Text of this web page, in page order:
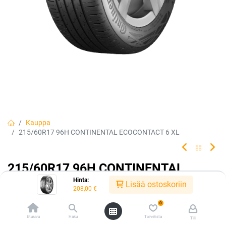
Hinta:
208,00 € Lisää ostoskoriin
Etusivu Haku
0
Toivelista Tili
Kauppa
215/60R17 96H CONTINENTAL ECOCONTACT 6 XL
215/60R17 96H CONTINENTAL
ECOCONTACT 6 XL
Saavuta enemmän renkaalla, joka tarvitsee vähemmän.
Tuotekoodi:240370